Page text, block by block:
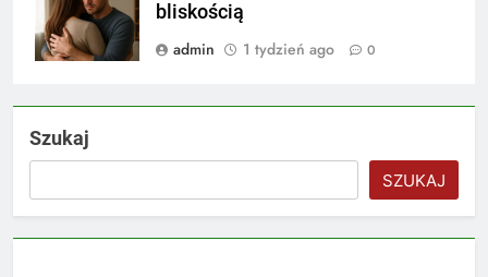
bliskością
admin
1 tydzień ago 0
Szukaj
SZUKAJ